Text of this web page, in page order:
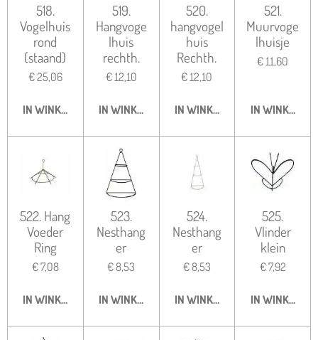
518.
Vogelhuis
rond
(staand)
€ 25,06
IN WINKELWAGEN
519.
Hangvoge
lhuis
rechth.
€ 12,10
IN WINKELWAGEN
520.
hangvogel
huis
Rechth.
€ 12,10
IN WINKELWAGEN
521.
Muurvoge
lhuisje
€ 11,60
IN
522. Hang
Voeder
Ring
€ 7,08
IN WINKELWAGEN
523.
Nesthang
er
€ 8,53
IN WINKELWAGEN
524.
Nesthang
er
€ 8,53
IN WINKELWAGEN
525.
Vlinder
klein
€ 7,92
IN